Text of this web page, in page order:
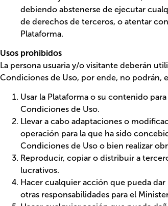
operaciones de la Plataforma.
Usos prohibidos
La persona usuaria y/o visitante deberán utilizar la
Usar la Plataforma o su contenido para
Llevar a cabo adaptaciones o
que ha sido concebida y que ha sido
derivadas.
Reproducir, copiar o distribuir a terceros los
responsabilidades para el Ministerio.
Hacer cualquier acción que pueda dañar,
cualquier sistema, datos o información.
Hacer cualquier acción o uso de dispositivo,
operaciones del Ministerio, sus cuentas o
Atentar, violar o infringir las leyes de
Condiciones de Uso. La persona usuaria y/
estos Términos y Condiciones de Uso o de